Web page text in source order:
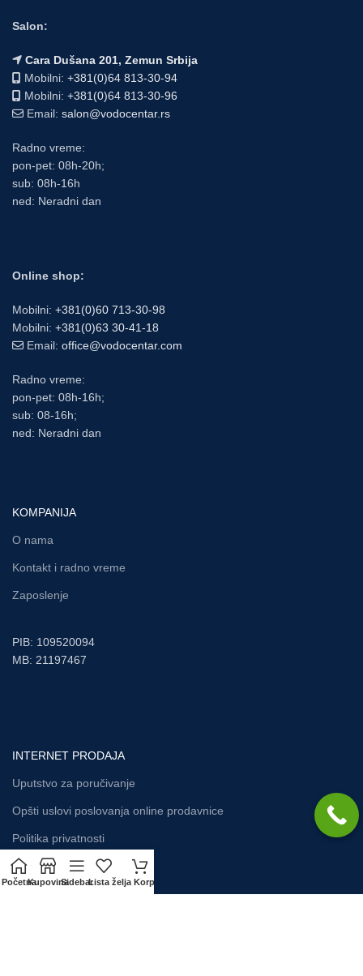
Salon:
Cara Dušana 201, Zemun Srbija
Mobilni: +381(0)64 813-30-94
Mobilni: +381(0)64 813-30-96
Email: salon@vodocentar.rs
Radno vreme:
pon-pet: 08h-20h;
sub: 08h-16h
ned: Neradni dan
Online shop:
Mobilni: +381(0)60 713-30-98
Mobilni: +381(0)63 30-41-18
Email: office@vodocentar.com
Radno vreme:
pon-pet: 08h-16h;
sub: 08-16h;
ned: Neradni dan
KOMPANIJA
O nama
Kontakt i radno vreme
Zaposlenje
PIB: 109520094
MB: 21197467
INTERNET PRODAJA
Uputstvo za poručivanje
Opšti uslovi poslovanja online prodavnice
Politika privatnosti
PočetnaKupovinaSidebarLista želja Korpa